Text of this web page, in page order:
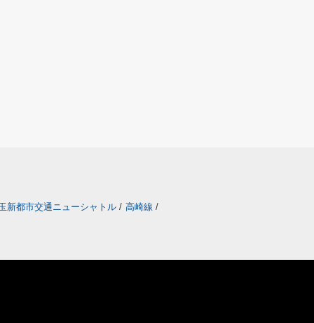
新都市交通ニューシャトル / 高崎線 /